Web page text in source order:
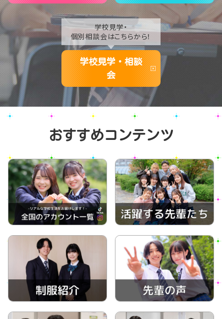
学校見学・
個別相談会はこちらから！
学校見学・相談
会
おすすめコンテンツ